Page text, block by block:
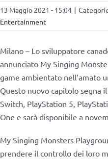
13 Maggio 2021 - 15:04 |
Entertainment
Milano – Lo sviluppatore
annunciato My Singing
game ambientato nell’amato
Questo nuovo capitolo segna
Switch, PlayStation 5,
One e sarà disponibile a
My Singing Monsters
prendere il controllo dei loro